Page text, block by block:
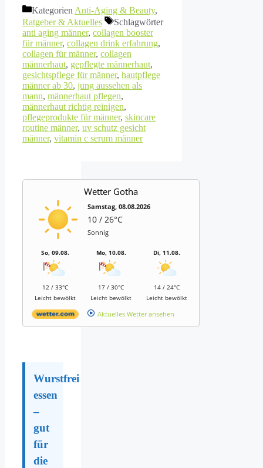
KategorienAnti-Aging & Beauty,
Ratgeber & Aktuelles
Schlagwörter
anti aging männer, collagen booster
für männer, collagen drink erfahrung,
collagen für männer, collagen
männerhaut, gepflegte männerhaut,
gesichtspflege für männer, hautpflege
männer ab 30, jung aussehen als
mann, männerhaut pflegen,
männerhaut richtig reinigen,
pflegeprodukte für männer, skincare
routine männer, uv schutz gesicht
männer, vitamin c serum männer
Wetter Gotha
Samstag, 08.08.2026
10 / 26°C
Sonnig
So, 09.08.
12 / 33°C
Leicht bewölkt
Mo, 10.08.
17 / 30°C
Leicht bewölkt
Di, 11.08.
14 / 24°C
Leicht bewölkt
Aktuelles Wetter ansehen
Wurstfrei
essen
–
gut
für
die